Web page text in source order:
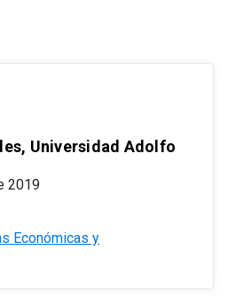
Universidad Adolfo
2019
Económicas y